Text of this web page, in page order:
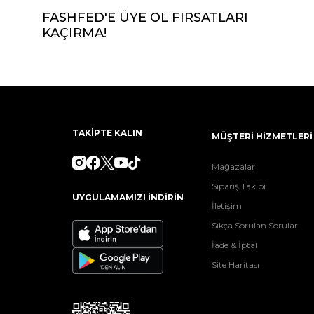
FASHFED'E ÜYE OL FIRSATLARI
KAÇIRMA!
TAKİPTE KALIN
UYGULAMAMIZI İNDİRİN
MÜŞTERİ HİZMETLERİ
Mağazalar
Sipariş Takibi
İletişim
Sıkça Sorulan Sorular
İade & İptal
Site Haritası